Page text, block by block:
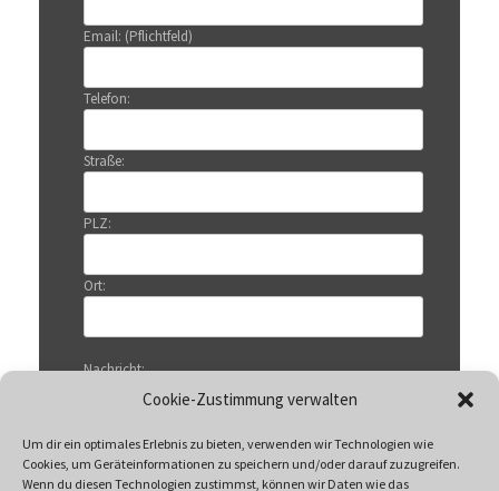
Cookie-Zustimmung verwalten
Um dir ein optimales Erlebnis zu bieten, verwenden wir Technologien wie
Cookies, um Geräteinformationen zu speichern und/oder darauf zuzugreifen.
Wenn du diesen Technologien zustimmst, können wir Daten wie das
Email: (Pflichtfeld)
Telefon:
Straße:
PLZ:
Ort:
Nachricht: